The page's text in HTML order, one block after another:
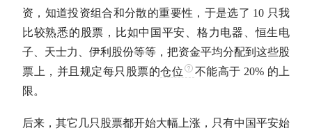
资，知道投资组合和分散的重要性，于是选了 10 只我
比较熟悉的股票，比如中国平安、格力电器、恒生电
子、天士力、伊利股份等等，把资金平均分配到这些股
票上，并且规定每只股票的仓位
不能高于 20% 的上
限。
后来，其它几只股票都开始大幅上涨，只有中国平安始